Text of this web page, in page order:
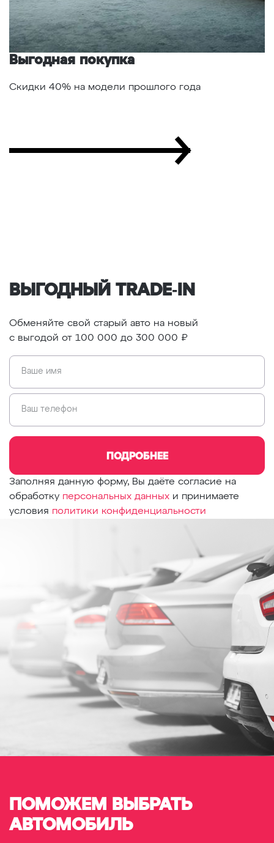
Выгодная покупка
Скидки 40% на модели прошлого года
ВЫГОДНЫЙ TRADE‑IN
Обменяйте свой старый авто на новый
c выгодой от 100 000 до 300 000 ₽
Ваше имя
Ваш телефон
ПОДРОБНЕЕ
Заполняя данную форму, Вы даёте согласие на
обработку персональных данных и принимаете
условия политики конфиденциальности
ПОМОЖЕМ ВЫБРАТЬ
АВТОМОБИЛЬ